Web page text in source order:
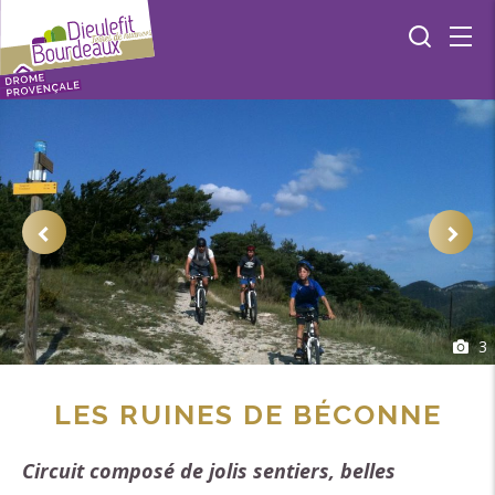
3
LES RUINES DE BÉCONNE
Circuit composé de jolis sentiers, belles